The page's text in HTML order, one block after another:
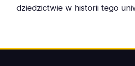
dziedzictwie w historii tego